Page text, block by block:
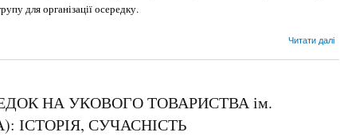
для організації осередку.
Читати далі
НА УКОВОГО ТОВАРИСТВА ім.
СУЧАСНІСТЬ